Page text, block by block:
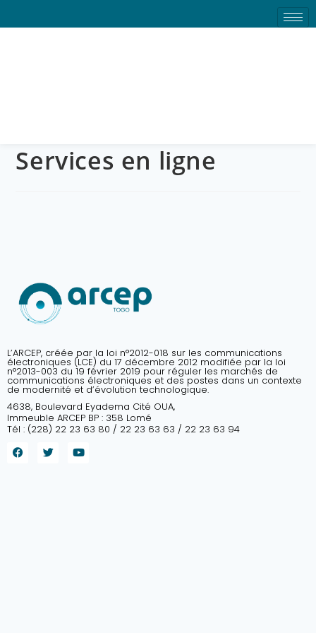
Services en ligne
L’ARCEP, créée par la loi n°2012-018 sur les communications
électroniques (LCE) du 17 décembre 2012 modifiée par la loi
n°2013-003 du 19 février 2019 pour réguler les marchés de
communications électroniques et des postes dans un contexte
de modernité et d’évolution technologique.
4638, Boulevard Eyadema Cité OUA,
Immeuble ARCEP BP : 358 Lomé
Tél : (228) 22 23 63 80 / 22 23 63 63 / 22 23 63 94